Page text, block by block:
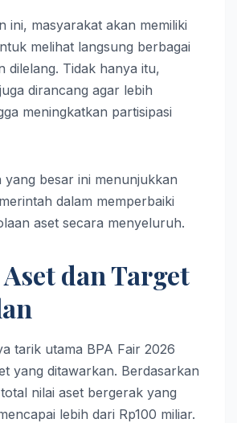
ini, masyarakat akan memiliki
melihat langsung berbagai
dilelang. Tidak hanya itu,
dirancang agar lebih
meningkatkan partisipasi
yang besar ini menunjukkan
dalam memperbaiki
aset secara menyeluruh.
dan Target
tarik utama BPA Fair 2026
yang ditawarkan. Berdasarkan
nilai aset bergerak yang
lebih dari Rp100 miliar.